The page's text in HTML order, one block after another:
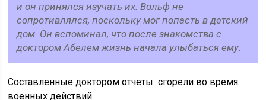
и он принялся изучать их. Вольф не
сопротивлялся, поскольку мог попасть в детский
дом. Он вспоминал, что после знакомства с
доктором Абелем жизнь начала улыбаться ему.
Составленные доктором отчеты сгорели во время
военных действий.